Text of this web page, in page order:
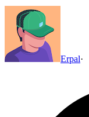
Erpal·